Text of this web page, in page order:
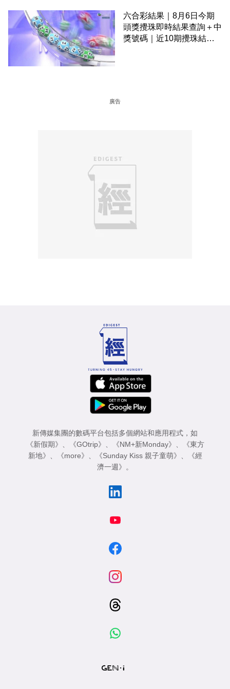
六合彩結果｜8月6日今期
頭獎攪珠即時結果查詢＋中
獎號碼｜近10期攪珠結果
廣告
新傳媒集團的數碼平台包括多個網站和應用程式，如
《新假期》 、 《GOtrip》 、 《NM+新Monday》 、
《東方
新地》 、 《more》 、 《Sunday Kiss 親子童萌》 、
《經
濟一週》 。